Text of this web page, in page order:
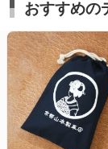
おすすめの